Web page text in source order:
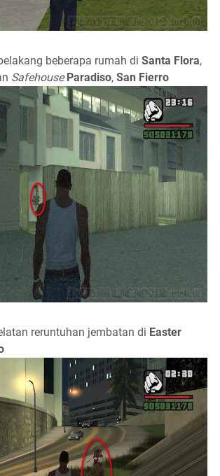
beberapa rumah di Santa Flora,
Safehouse Paradiso, San Fierro
reruntuhan jembatan di Easter